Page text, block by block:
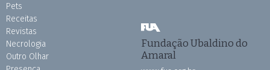
Pets
Receitas
Revistas
Necrologia
Outro Olhar
Fundação Ubaldino do
Amaral